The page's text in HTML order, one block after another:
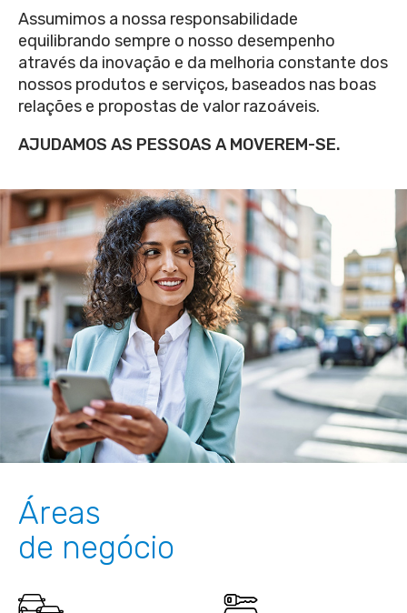
Assumimos a nossa responsabilidade
equilibrando sempre o nosso desempenho
através da inovação e da melhoria constante dos
nossos produtos e serviços, baseados nas boas
relações e propostas de valor razoáveis.
AJUDAMOS AS PESSOAS A MOVEREM-SE.
Áreas
de negócio